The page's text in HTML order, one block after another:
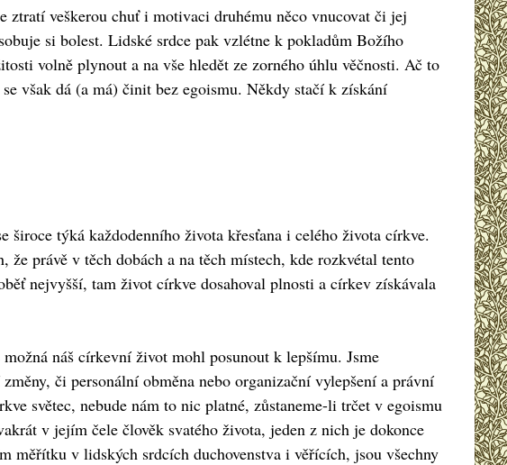
ztratí veškerou chuť i motivaci druhému něco vnucovat či jej
si bolest. Lidské srdce pak vzlétne k pokladům Božího
volně plynout a na vše hledět ze zorného úhlu věčnosti. Ač to
však dá (a má) činit bez egoismu. Někdy stačí k získání
týká každodenního života křesťana i celého života církve.
právě v těch dobách a na těch místech, kde rozkvétal tento
nejvyšší, tam život církve dosahoval plnosti a církev získávala
náš církevní život mohl posunout k lepšímu. Jsme
či personální obměna nebo organizační vylepšení a právní
světec, nebude nám to nic platné, zůstaneme-li trčet v egoismu
v jejím čele člověk svatého života, jeden z nich je dokonce
měřítku v lidských srdcích duchovenstva i věřících, jsou všechny